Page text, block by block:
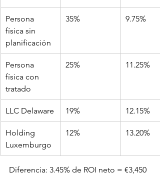
Persona
física sin
planificación
35% 9.75%
Persona
física con
tratado
25% 11.25%
LLC Delaware 19% 12.15%
Holding
Luxemburgo
12% 13.20%
Diferencia: 3.45% de ROI neto = €3,450